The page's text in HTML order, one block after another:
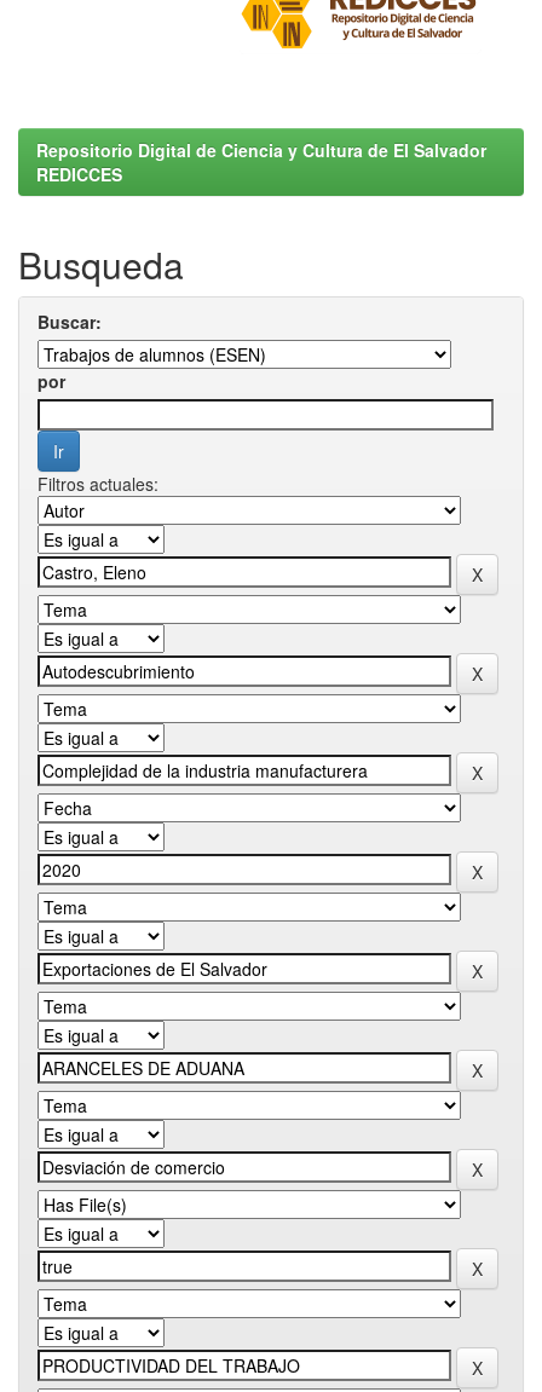
Repositorio Digital de Ciencia y Cultura de El Salvador
REDICCES
Busqueda
Buscar:
por
Filtros actuales: